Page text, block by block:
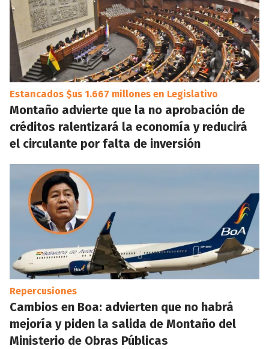
Estancados $us 1.667 millones en Legislativo
Montaño advierte que la no aprobación de
créditos ralentizará la economía y reducirá
el circulante por falta de inversión
Repercusiones
Cambios en Boa: advierten que no habrá
mejoría y piden la salida de Montaño del
Ministerio de Obras Públicas